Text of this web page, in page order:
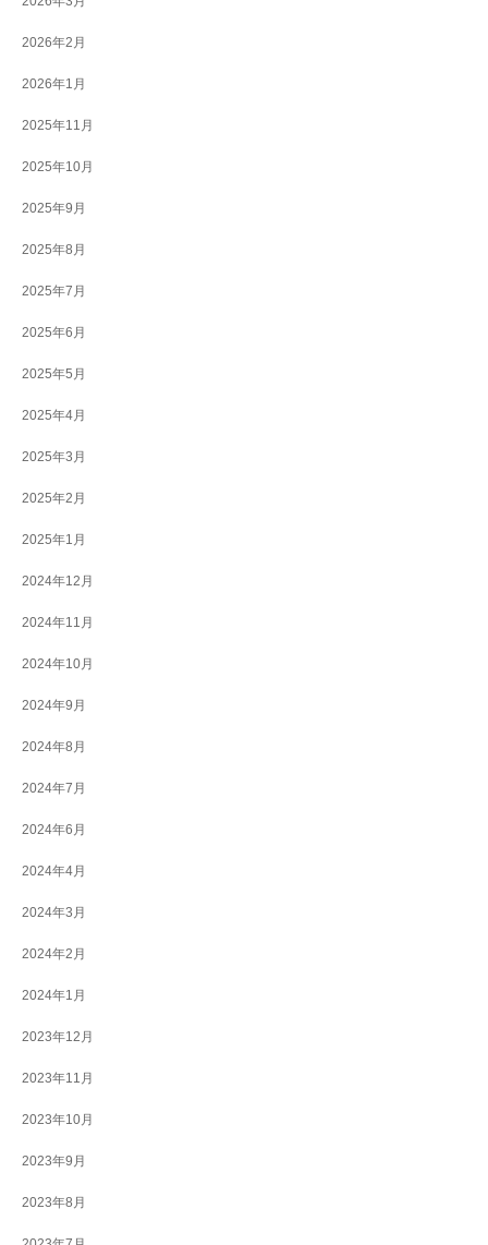
2026年2月
2026年1月
2025年11月
2025年10月
2025年9月
2025年8月
2025年7月
2025年6月
2025年5月
2025年4月
2025年3月
2025年2月
2025年1月
2024年12月
2024年11月
2024年10月
2024年9月
2024年8月
2024年7月
2024年6月
2024年4月
2024年3月
2024年2月
2024年1月
2023年12月
2023年11月
2023年10月
2023年9月
2023年8月